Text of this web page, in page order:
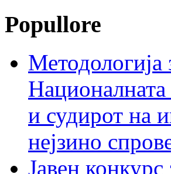
Popullore
Методологија
Националната
и судирот на
нејзино
Јавен